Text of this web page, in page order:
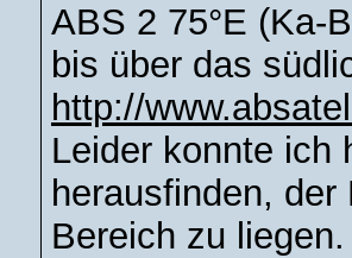
ABS 2 75°E (Ka-
bis über das
http://
Leider konnte ich
herausfinden,
Bereich zu liegen.